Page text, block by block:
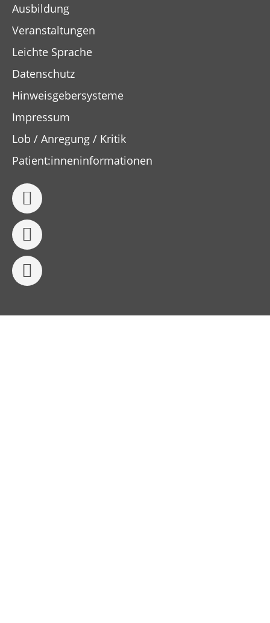
Ausbildung
Veranstaltungen
Leichte Sprache
Datenschutz
Hinweisgebersysteme
Impressum
Lob / Anregung / Kritik
Patient:inneninformationen